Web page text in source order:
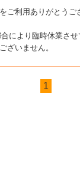
ご利用ありがとうご
により臨時休業さ
ざいません。
1